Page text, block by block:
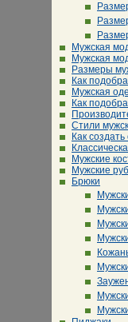
Мужская
Мужская
Размеры
Как
Мужская
Как
Стили
Как
Мужские
Мужские
Брюки